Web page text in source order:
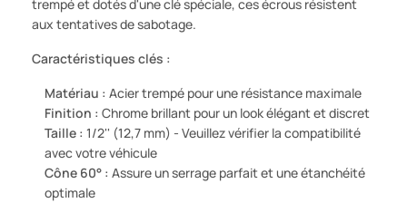
trempé et dotés d'une clé spéciale, ces écrous résistent
aux tentatives de sabotage.
Caractéristiques clés :
Matériau : Acier trempé pour une résistance maximale
Finition : Chrome brillant pour un look élégant et discret
Taille : 1/2'' (12,7 mm) - Veuillez vérifier la compatibilité
avec votre véhicule
Cône 60° : Assure un serrage parfait et une étanchéité
optimale